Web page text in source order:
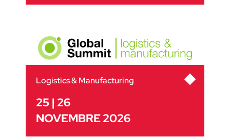
Logistics & Manufacturing
25 | 26
NOVEMBRE 2026